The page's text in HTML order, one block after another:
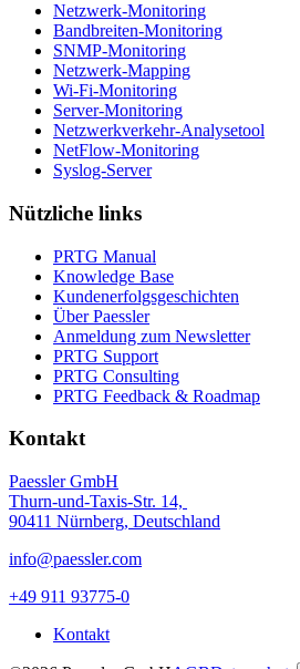
Netzwerk-Monitoring
Bandbreiten-Monitoring
SNMP-Monitoring
Netzwerk-Mapping
Wi-Fi-Monitoring
Server-Monitoring
Netzwerkverkehr-Analysetool
NetFlow-Monitoring
Syslog-Server
Nützliche links
PRTG Manual
Knowledge Base
Kundenerfolgsgeschichten
Über Paessler
Anmeldung zum Newsletter
PRTG Support
PRTG Consulting
PRTG Feedback & Roadmap
Kontakt
Paessler GmbH
Thurn-und-Taxis-Str. 14,
90411 Nürnberg, Deutschland
info@paessler.com
+49 911 93775-0
Kontakt